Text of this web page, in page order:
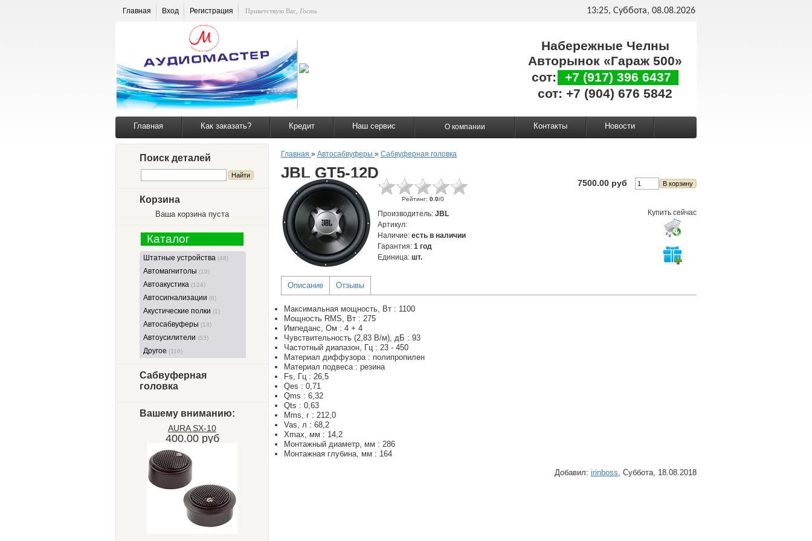
Главная Вход Регистрация Приветствую Вас Гость 13:25, Суббота, 08.08.2026
Набережные Челны
Авторынок «Гараж 500»
сот:
+7 (917) 396 6437
сот: +7 (904) 676 5842
Главная Как заказать? Кредит Наш сервис О компании Контакты Новости
Поиск деталей
Корзина
Ваша корзина пуста
Каталог
Штатные устройства (48)
Автомагнитолы (19)
Автоакустика (124)
Автосигнализации (8)
Акустические полки (1)
Автосабвуферы (18)
Автоусилители (53)
Другое (116)
Сабвуферная
головка
Вашему вниманию:
AURA SX-10
400.00 руб
Главная » Автосабвуферы » Сабвуферная головка
JBL GT5-12D
Рейтинг: 0.0/0
7500.00 руб
Производитель: JBL
Артикул:
Наличие: есть в наличии
Гарантия: 1 год
Единица: шт.
Купить сейчас
Описание Отзывы
Максимальная мощность, Вт : 1100
Мощность RMS, Вт : 275
Импеданс, Ом : 4 + 4
Чувствительность (2,83 В/м), дБ : 93
Частотный диапазон, Гц : 23 - 450
Материал диффузора : полипропилен
Материал подвеса : резина
Fs, Гц : 26,5
Qes : 0,71
Qms : 6,32
Qts : 0,63
Mms, г : 212,0
Vas, л : 68,2
Xmax, мм : 14,2
Монтажный диаметр, мм : 286
Монтажная глубина, мм : 164
Добавил: irinboss, Суббота, 18.08.2018